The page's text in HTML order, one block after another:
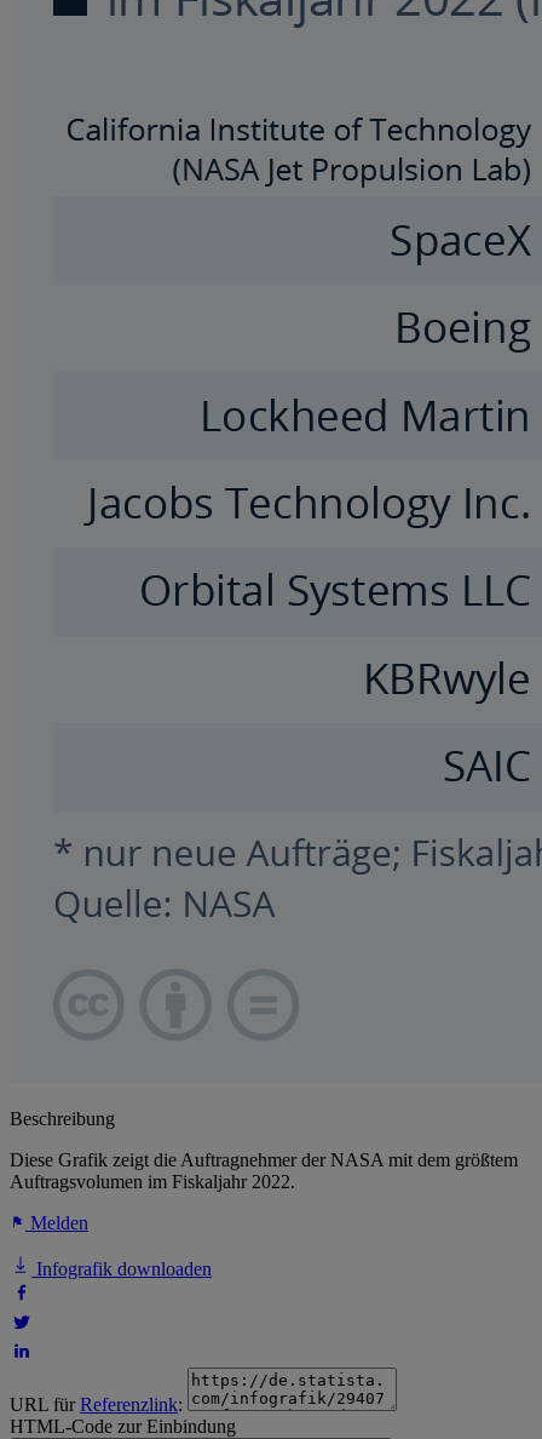
Beschreibung
Diese Grafik zeigt die Auftragnehmer der NASA mit dem größtem
Auftragsvolumen im Fiskaljahr 2022.
Melden
Infografik downloaden
URL fürReferenzlink:
HTML-Code zur Einbindung